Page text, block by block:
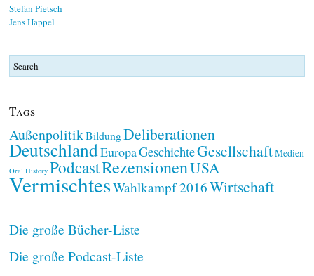
Stefan Pietsch
Jens Happel
Tags
AußenpolitikBildungDeliberationen
DeutschlandEuropaGeschichteGesellschaftMedien
Oral History PodcastRezensionenUSA
VermischtesWahlkampf 2016Wirtschaft
Die große Bücher-Liste
Die große Podcast-Liste